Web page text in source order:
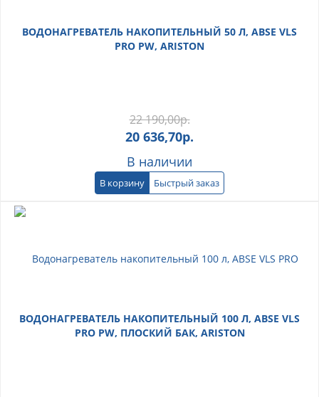
ВОДОНАГРЕВАТЕЛЬ НАКОПИТЕЛЬНЫЙ 50 Л, ABSE VLS
PRO PW, ARISTON
22 190,00р.
20 636,70р.
В наличии
В корзину Быстрый заказ
ВОДОНАГРЕВАТЕЛЬ НАКОПИТЕЛЬНЫЙ 100 Л, ABSE VLS
PRO PW, ПЛОСКИЙ БАК, ARISTON